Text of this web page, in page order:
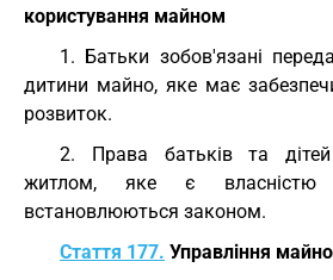
користування майном
1. Батьки зобов'язані
дитини майно, яке має
розвиток.
2. Права батьків та
житлом, яке є власністю
встановлюються законом.
Стаття 177. Управління